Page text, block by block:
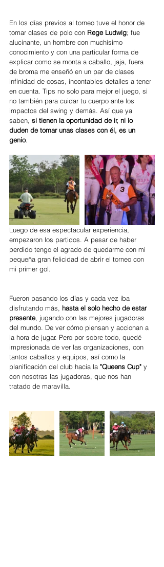
En los días previos al torneo tuve el honor de
tomar clases de polo con Rege Ludwig; fue
alucinante, un hombre con muchísimo
conocimiento y con una particular forma de
explicar como se monta a caballo, jaja, fuera
de broma me enseñó en un par de clases
infinidad de cosas, incontables detalles a tener
en cuenta. Tips no solo para mejor el juego, si
no también para cuidar tu cuerpo ante los
impactos del swing y demás. Así que ya
saben, si tienen la oportunidad de ir, ni lo
duden de tomar unas clases con él, es un
genio.
Luego de esa espectacular experiencia,
empezaron los partidos. A pesar de haber
perdido tengo el agrado de quedarme con mi
pequeña gran felicidad de abrir el torneo con
mi primer gol.
Fueron pasando los días y cada vez iba
disfrutando más, hasta el solo hecho de estar
presente, jugando con las mejores jugadoras
del mundo. De ver cómo piensan y accionan a
la hora de jugar. Pero por sobre todo, quedé
impresionada de ver las organizaciones, con
tantos caballos y equipos, así como la
planificación del club hacia la "Queens Cup" y
con nosotras las jugadoras, que nos han
tratado de maravilla.